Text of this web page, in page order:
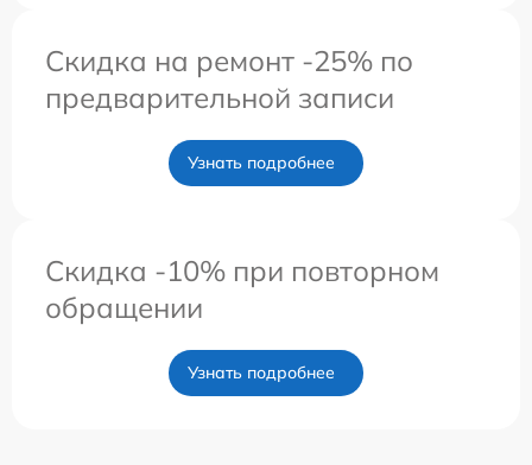
Скидка на ремонт -25% по
предварительной записи
Узнать подробнее
Скидка -10% при повторном
обращении
Узнать подробнее